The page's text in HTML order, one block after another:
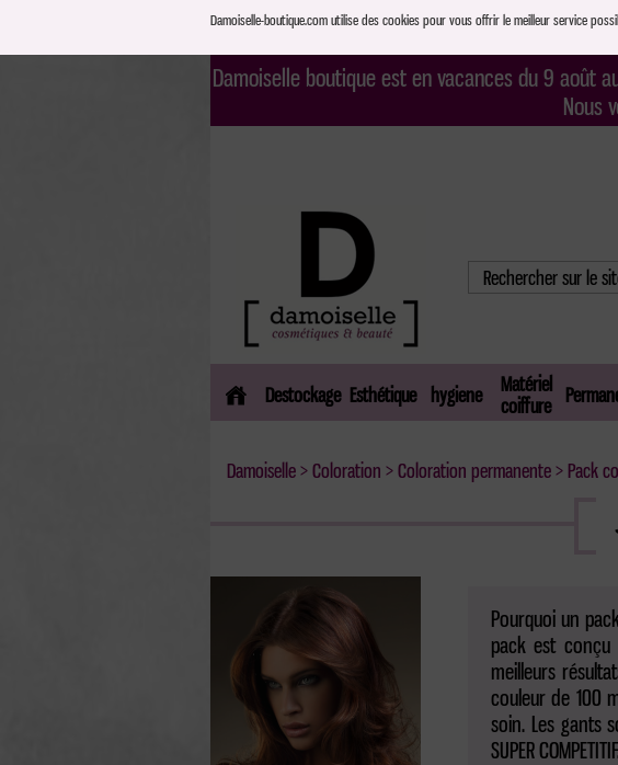
Damoiselle-boutique.com utilise des cookies pour vous offrir le meilleur service
Damoiselle boutique est en vacances du 9 août
Nous
Destockage Esthétique hygiene
Matériel
coiffure
Damoiselle>Coloration >Coloration permanente> Pack
Pourquoi un
pack est
meilleurs
couleur de 100
soin. Les gants
SUPER